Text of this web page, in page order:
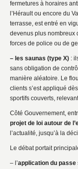
fermetures à horaires
l’Hérault ou encore du
terrasse, est entré en
devenus plus nombreux
forces de police ou de
– les saunas (type X) :
sans obligation de
manière aléatoire. Le
clients s’est appliqué
sportifs couverts,
Côté Gouvernement,
projet de loi autour de
l’actualité, jusqu’à la
Le débat portait
– l’application du